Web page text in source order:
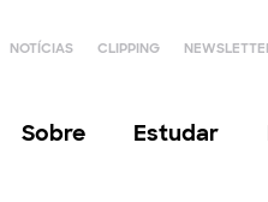
NOTÍCIAS CLIPPING
Sobre Estudar